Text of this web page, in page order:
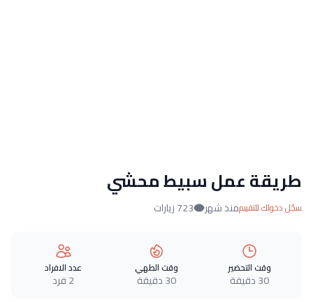
طريقة عمل سبيط محشي
سجّل دخولك للتقييممنذ شهر 723 زيارات
وقت التحضير
30 دقيقة
وقت الطهي
30 دقيقة
عدد الافراد
2 فرد